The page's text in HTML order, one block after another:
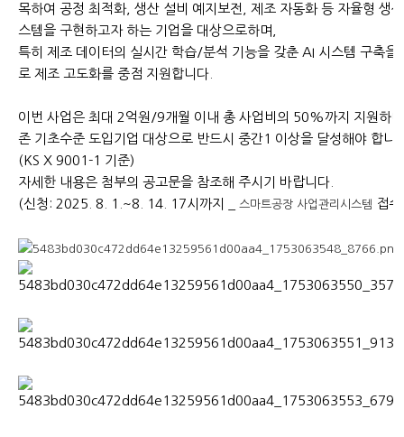
목하여 공정 최적화, 생산 설비 예지보전, 제조 자동화 등 자율형 생
스템을 구현 하고자 하는 기업을 대상으로하며,
특히 제조 데이터의 실시간 학습/분석 기능을 갖춘 AI 시스템 구축을
로 제조 고도화를 중점 지원합니다.
이번 사업은 최대 2억원/9개월 이내 총 사업비의 50%까지 지원하
존 기초수준 도입​기업 대상으로 반드시 중간1 이상을 달성해야 합니
(KS X 9001-1 기준)
​자세한 내용은 첨부의 공고문을 참조해 주시기 바랍니다.​
(신청: 2025. 8. 1.~8. 14. 17시까지 _ 스마트공장 사업관리시스템 접